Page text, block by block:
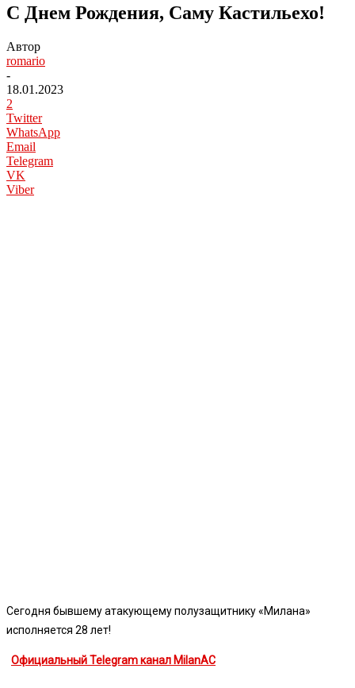
С Днем Рождения, Саму Кастильехо!
Автор
romario
-
18.01.2023
2
Twitter
WhatsApp
Email
Telegram
VK
Viber
Сегодня бывшему атакующему полузащитнику «Милана»
исполняется 28 лет!
Официальный Telegram канал MilanAC